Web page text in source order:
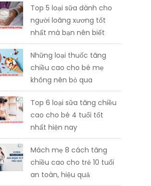
Top 5 loại sữa dành cho
người loãng xương tốt
nhất mà bạn nên biết
Những loại thuốc tăng
chiều cao cho bé mẹ
không nên bỏ qua
Top 6 loại sữa tăng chiều
cao cho bé 4 tuổi tốt
nhất hiện nay
Mách mẹ 8 cách tăng
chiều cao cho trẻ 10 tuổi
an toàn, hiệu quả